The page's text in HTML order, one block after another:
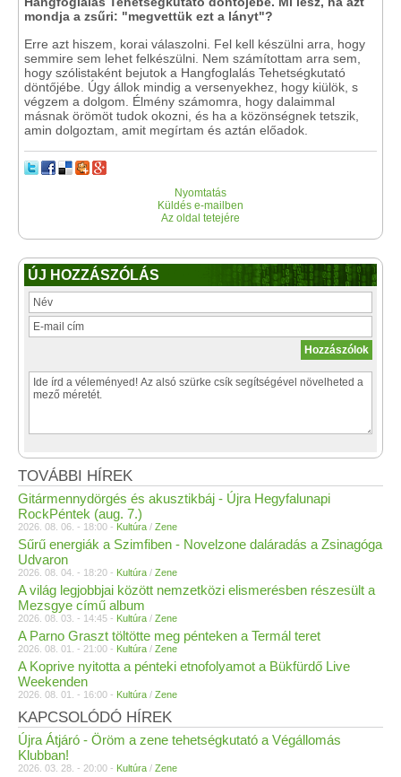
mondja a zsűri: "megvettük ezt a lányt"?
Erre azt hiszem, korai válaszolni. Fel kell készülni arra, hogy
semmire sem lehet felkészülni. Nem számítottam arra sem,
hogy szólistaként bejutok a Hangfoglalás Tehetségkutató
döntőjébe. Úgy állok mindig a versenyekhez, hogy kiülök, s
végzem a dolgom. Élmény számomra, hogy dalaimmal
másnak örömöt tudok okozni, és ha a közönségnek tetszik,
amin dolgoztam, amit megírtam és aztán előadok.
Nyomtatás
Küldés e-mailben
Az oldal tetejére
ÚJ HOZZÁSZÓLÁS
TOVÁBBI HÍREK
Gitármennydörgés és akusztikbáj - Újra Hegyfalunapi
RockPéntek (aug. 7.)
2026. 08. 06. - 18:00 - Kultúra / Zene
Sűrű energiák a Szimfiben - Novelzone daláradás a Zsinagóga
Udvaron
2026. 08. 04. - 18:20 - Kultúra / Zene
A világ legjobbjai között nemzetközi elismerésben részesült a
Mezsgye című album
2026. 08. 03. - 14:45 - Kultúra / Zene
A Parno Graszt töltötte meg pénteken a Termál teret
2026. 08. 01. - 21:00 - Kultúra / Zene
A Koprive nyitotta a pénteki etnofolyamot a Bükfürdő Live
Weekenden
2026. 08. 01. - 16:00 - Kultúra / Zene
KAPCSOLÓDÓ HÍREK
Újra Átjáró - Öröm a zene tehetségkutató a Végállomás
Klubban!
2026. 03. 28. - 20:00 - Kultúra / Zene